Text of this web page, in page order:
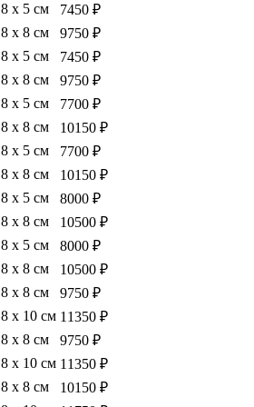
8 х 5 см
7450 ₽
8 х 8 см
9750 ₽
8 х 5 см
7450 ₽
8 х 8 см
9750 ₽
8 х 5 см
7700 ₽
8 х 8 см
10150 ₽
8 х 5 см
7700 ₽
8 х 8 см
10150 ₽
8 х 5 см
8000 ₽
8 х 8 см
10500 ₽
8 х 5 см
8000 ₽
8 х 8 см
10500 ₽
8 х 8 см
9750 ₽
8 х 10 см 11350 ₽
8 х 8 см
9750 ₽
8 х 10 см 11350 ₽
8 х 8 см
10150 ₽